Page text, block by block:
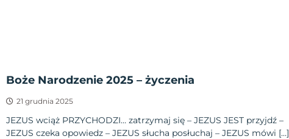
Boże Narodzenie 2025 – życzenia
21 grudnia 2025
JEZUS wciąż PRZYCHODZI… zatrzymaj się – JEZUS JEST przyjdź –
JEZUS czeka opowiedz – JEZUS słucha posłuchaj – JEZUS mówi […]